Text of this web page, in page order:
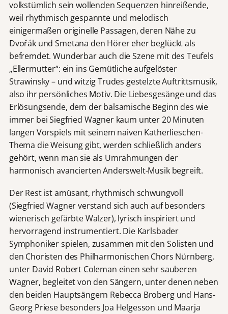
volkstümlich sein wollenden Sequenzen hinreißende,
weil rhythmisch gespannte und melodisch
einigermaßen originelle Passagen, deren Nähe zu
Dvořák und Smetana den Hörer eher beglückt als
befremdet. Wunderbar auch die Szene mit des Teufels
„Ellermutter“: ein ins Gemütliche aufgelöster
Strawinsky – und witzig Trudes gestelzte Auftrittsmusik,
also ihr persönliches Motiv. Die Liebesgesänge und das
Erlösungsende, dem der balsamische Beginn des wie
immer bei Siegfried Wagner kaum unter 20 Minuten
langen Vorspiels mit seinem naiven Katherlieschen-
Thema die Weisung gibt, werden schließlich anders
gehört, wenn man sie als Umrahmungen der
harmonisch avancierten Anderswelt-Musik begreift.
Der Rest ist amüsant, rhythmisch schwungvoll
(Siegfried Wagner verstand sich auch auf besonders
wienerisch gefärbte Walzer), lyrisch inspiriert und
hervorragend instrumentiert. Die Karlsbader
Symphoniker spielen, zusammen mit den Solisten und
den Choristen des Philharmonischen Chors Nürnberg,
unter David Robert Coleman einen sehr sauberen
Wagner, begleitet von den Sängern, unter denen neben
den beiden Hauptsängern Rebecca Broberg und Hans-
Georg Priese besonders Joa Helgesson und Maarja